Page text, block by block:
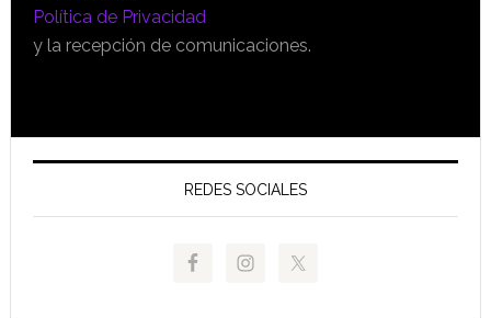
Política de Privacidad
y la recepción de comunicaciones.
REDES SOCIALES